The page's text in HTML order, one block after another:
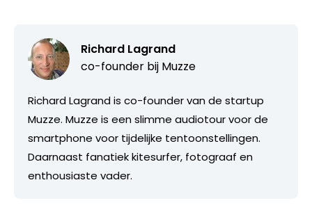
Richard Lagrand
co-founder bij Muzze
Richard Lagrand is co-founder van de startup
Muzze. Muzze is een slimme audiotour voor de
smartphone voor tijdelijke tentoonstellingen.
Daarnaast fanatiek kitesurfer, fotograaf en
enthousiaste vader.